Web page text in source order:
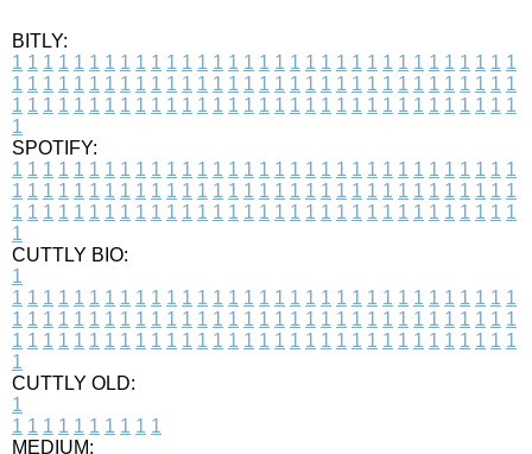
BITLY:
1 1 1 1 1 1 1 1 1 1 1 1 1 1 1 1 1 1 1 1 1 1 1 1 1 1 1 1 1 1 1 1 1
1 1 1 1 1 1 1 1 1 1 1 1 1 1 1 1 1 1 1 1 1 1 1 1 1 1 1 1 1 1 1 1 1
1 1 1 1 1 1 1 1 1 1 1 1 1 1 1 1 1 1 1 1 1 1 1 1 1 1 1 1 1 1 1 1 1
1
SPOTIFY:
1 1 1 1 1 1 1 1 1 1 1 1 1 1 1 1 1 1 1 1 1 1 1 1 1 1 1 1 1 1 1 1 1
1 1 1 1 1 1 1 1 1 1 1 1 1 1 1 1 1 1 1 1 1 1 1 1 1 1 1 1 1 1 1 1 1
1 1 1 1 1 1 1 1 1 1 1 1 1 1 1 1 1 1 1 1 1 1 1 1 1 1 1 1 1 1 1 1 1
1
CUTTLY BIO:
1
1 1 1 1 1 1 1 1 1 1 1 1 1 1 1 1 1 1 1 1 1 1 1 1 1 1 1 1 1 1 1 1 1
1 1 1 1 1 1 1 1 1 1 1 1 1 1 1 1 1 1 1 1 1 1 1 1 1 1 1 1 1 1 1 1 1
1 1 1 1 1 1 1 1 1 1 1 1 1 1 1 1 1 1 1 1 1 1 1 1 1 1 1 1 1 1 1 1 1
1
CUTTLY OLD:
1
1 1 1 1 1 1 1 1 1 1
MEDIUM: